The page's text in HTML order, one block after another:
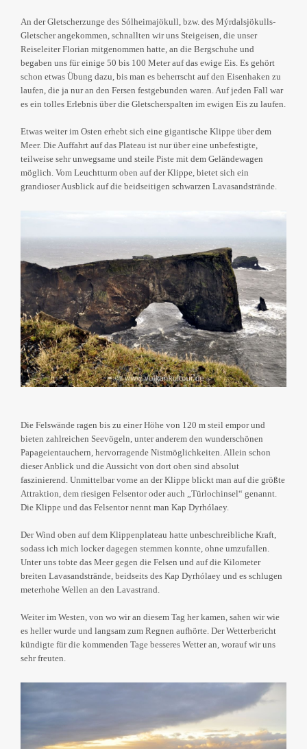
An der Gletscherzunge des Sólheimajökull, bzw. des Mýrdalsjökulls-
Gletscher angekommen, schnallten wir uns Steigeisen, die unser
Reiseleiter Florian mitgenommen hatte, an die Bergschuhe und
begaben uns für einige 50 bis 100 Meter auf das ewige Eis. Es gehört
schon etwas Übung dazu, bis man es beherrscht auf den Eisenhaken zu
laufen, die ja nur an den Fersen festgebunden waren. Auf jeden Fall war
es ein tolles Erlebnis über die Gletscherspalten im ewigen Eis zu laufen.
Etwas weiter im Osten erhebt sich eine gigantische Klippe über dem
Meer. Die Auffahrt auf das Plateau ist nur über eine unbefestigte,
teilweise sehr unwegsame und steile Piste mit dem Geländewagen
möglich. Vom Leuchtturm oben auf der Klippe, bietet sich ein
grandioser Ausblick auf die beidseitigen schwarzen Lavasandstrände.
Die Felswände ragen bis zu einer Höhe von 120 m steil empor und
bieten zahlreichen Seevögeln, unter anderem den wunderschönen
Papageientauchern, hervorragende Nistmöglichkeiten. Allein schon
dieser Anblick und die Aussicht von dort oben sind absolut
faszinierend. Unmittelbar vorne an der Klippe blickt man auf die größte
Attraktion, dem riesigen Felsentor oder auch „Türlochinsel“ genannt.
Die Klippe und das Felsentor nennt man Kap Dyrhólaey.
Der Wind oben auf dem Klippenplateau hatte unbeschreibliche Kraft,
sodass ich mich locker dagegen stemmen konnte, ohne umzufallen.
Unter uns tobte das Meer gegen die Felsen und auf die Kilometer
breiten Lavasandstrände, beidseits des Kap Dyrhólaey und es schlugen
meterhohe Wellen an den Lavastrand.
Weiter im Westen, von wo wir an diesem Tag her kamen, sahen wir wie
es heller wurde und langsam zum Regnen aufhörte. Der Wetterbericht
kündigte für die kommenden Tage besseres Wetter an, worauf wir uns
sehr freuten.